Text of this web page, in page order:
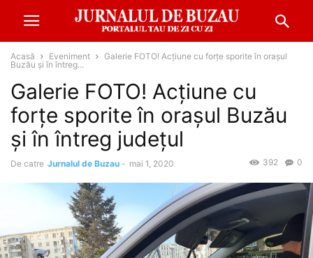
Acasă Eveniment
Galerie FOTO! Acțiune cu forțe sporite în orașul
Buzău și în întreg...
Galerie FOTO! Acțiune cu
forțe sporite în orașul Buzău
și în întreg județul
De catre Jurnalul de Buzau - mai 1, 2020 0
392